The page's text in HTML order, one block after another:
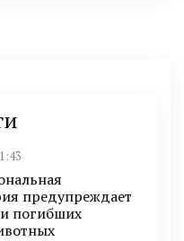
предупреждает
погибших